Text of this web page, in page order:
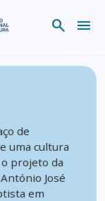
search menu
de
uma cultura
projeto da
José
em